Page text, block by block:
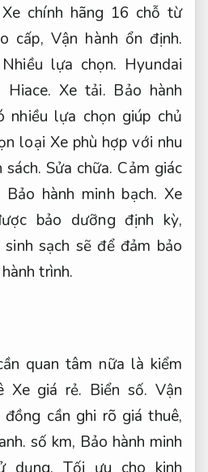
Bảo hành minh bạch.Xe
bảo dưỡng định kỳ,
sạch sẽ để đảm bảo
trình.
quan tâm nữa là kiểm
Xe giá rẻ. Biển số.
Vận
cần ghi rõ giá thuê,
số km,
dụng,
và trách nhiệm của hai
minh bạch, Vận hành ổn
ngân sách bất ngờ, Bảo
thời cam kết hoàn tiền
nếu xảy ra sự cố.